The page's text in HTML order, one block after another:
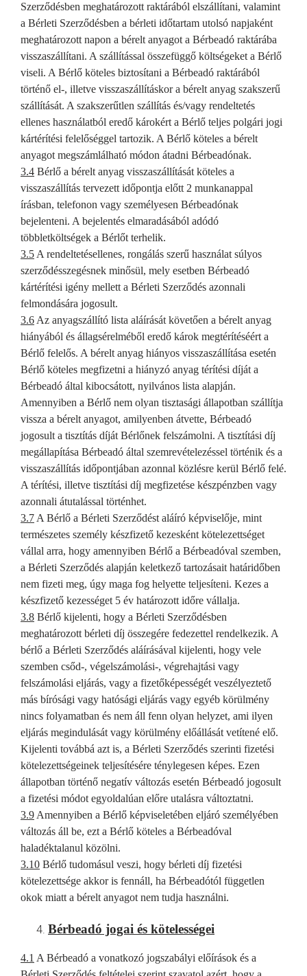
Szerződésben meghatározott raktárából elszállítani, valamint
a Bérleti Szerződésben a bérleti időtartam utolsó napjaként
meghatározott napon a bérelt anyagot a Bérbeadó raktárába
visszaszállítani. A szállítással összefüggő költségeket a Bérlő
viseli. A Bérlő köteles biztosítani a Bérbeadó raktárából
történő el-, illetve visszaszállításkor a bérelt anyag szakszerű
szállítását. A szakszerűtlen szállítás és/vagy rendeltetés
ellenes használatból eredő károkért a Bérlő teljes polgári jogi
kártérítési felelőséggel tartozik. A Bérlő köteles a bérelt
anyagot megszámlálható módon átadni Bérbeadónak.
3.4 Bérlő a bérelt anyag visszaszállítását köteles a
visszaszállítás tervezett időpontja előtt 2 munkanappal
írásban, telefonon vagy személyesen Bérbeadónak
bejelenteni. A bejelentés elmaradásából adódó
többletköltségek a Bérlőt terhelik.
3.5 A rendeltetésellenes, rongálás szerű használat súlyos
szerződésszegésnek minősül, mely esetben Bérbeadó
kártérítési igény mellett a Bérleti Szerződés azonnali
felmondására jogosult.
3.6 Az anyagszállító lista aláírását követően a bérelt anyag
hiányából és állagsérelméből eredő károk megtérítéséért a
Bérlő felelős. A bérelt anyag hiányos visszaszállítása esetén
Bérlő köteles megfizetni a hiányzó anyag térítési díját a
Bérbeadó által kibocsátott, nyilvános lista alapján.
Amennyiben a Bérlő nem olyan tisztasági állapotban szállítja
vissza a bérelt anyagot, amilyenben átvette, Bérbeadó
jogosult a tisztítás díját Bérlőnek felszámolni. A tisztítási díj
megállapítása Bérbeadó által szemrevételezéssel történik és a
visszaszállítás időpontjában azonnal közlésre kerül Bérlő felé.
A térítési, illetve tisztítási díj megfizetése készpénzben vagy
azonnali átutalással történhet.
3.7 A Bérlő a Bérleti Szerződést aláíró képviselője, mint
természetes személy készfizető kezesként kötelezettséget
vállal arra, hogy amennyiben Bérlő a Bérbeadóval szemben,
a Bérleti Szerződés alapján keletkező tartozásait határidőben
nem fizeti meg, úgy maga fog helyette teljesíteni. Kezes a
készfizető kezességet 5 év határozott időre vállalja.
3.8 Bérlő kijelenti, hogy a Bérleti Szerződésben
meghatározott bérleti díj összegére fedezettel rendelkezik. A
bérlő a Bérleti Szerződés aláírásával kijelenti, hogy vele
szemben csőd-, végelszámolási-, végrehajtási vagy
felszámolási eljárás, vagy a fizetőképességét veszélyeztető
más bírósági vagy hatósági eljárás vagy egyéb körülmény
nincs folyamatban és nem áll fenn olyan helyzet, ami ilyen
eljárás megindulását vagy körülmény előállását vetítené elő.
Kijelenti továbbá azt is, a Bérleti Szerződés szerinti fizetési
kötelezettségeinek teljesítésére ténylegesen képes. Ezen
állapotban történő negatív változás esetén Bérbeadó jogosult
a fizetési módot egyoldalúan előre utalásra változtatni.
3.9 Amennyiben a Bérlő képviseletében eljáró személyében
változás áll be, ezt a Bérlő köteles a Bérbeadóval
haladéktalanul közölni.
3.10 Bérlő tudomásul veszi, hogy bérleti díj fizetési
kötelezettsége akkor is fennáll, ha Bérbeadótól független
okok miatt a bérelt anyagot nem tudja használni.
Bérbeadó jogai és kötelességei
4.1 A Bérbeadó a vonatkozó jogszabályi előírások és a